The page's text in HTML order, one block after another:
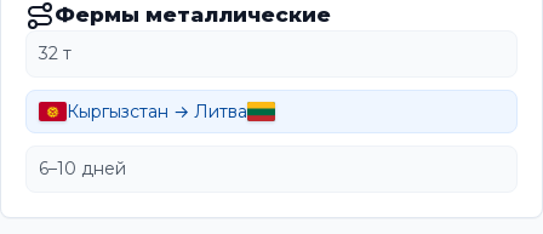
Фермы металлические
32 т
Кыргызстан → Литва
6–10 дней